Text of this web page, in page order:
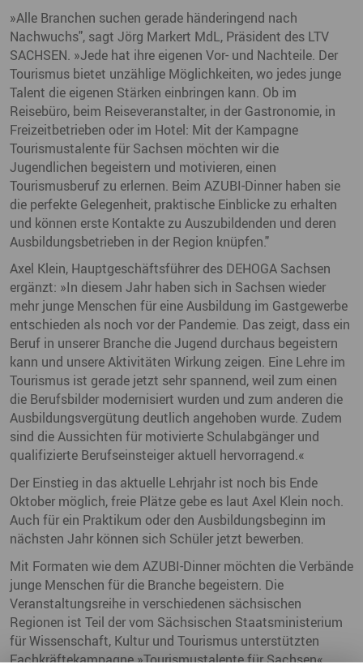
»Alle Branchen suchen gerade händeringend nach
Nachwuchs", sagt Jörg Markert MdL, Präsident des LTV
SACHSEN. »Jede hat ihre eigenen Vor- und Nachteile. Der
Tourismus bietet unzählige Möglichkeiten, wo jedes junge
Talent die eigenen Stärken einbringen kann. Ob im
Reisebüro, beim Reiseveranstalter, in der Gastronomie, in
Freizeitbetrieben oder im Hotel: Mit der Kampagne
Tourismustalente für Sachsen möchten wir die
Jugendlichen begeistern und motivieren, einen
Tourismusberuf zu erlernen. Beim AZUBI-Dinner haben sie
die perfekte Gelegenheit, praktische Einblicke zu erhalten
und können erste Kontakte zu Auszubildenden und deren
Ausbildungsbetrieben in der Region knüpfen."
Axel Klein, Hauptgeschäftsführer des DEHOGA Sachsen
ergänzt: »In diesem Jahr haben sich in Sachsen wieder
mehr junge Menschen für eine Ausbildung im Gastgewerbe
entschieden als noch vor der Pandemie. Das zeigt, dass ein
Beruf in unserer Branche die Jugend durchaus begeistern
kann und unsere Aktivitäten Wirkung zeigen. Eine Lehre im
Tourismus ist gerade jetzt sehr spannend, weil zum einen
die Berufsbilder modernisiert wurden und zum anderen die
Ausbildungsvergütung deutlich angehoben wurde. Zudem
sind die Aussichten für motivierte Schulabgänger und
qualifizierte Berufseinsteiger aktuell hervorragend.«
Der Einstieg in das aktuelle Lehrjahr ist noch bis Ende
Oktober möglich, freie Plätze gebe es laut Axel Klein noch.
Auch für ein Praktikum oder den Ausbildungsbeginn im
nächsten Jahr können sich Schüler jetzt bewerben.
Mit Formaten wie dem AZUBI-Dinner möchten die Verbände
junge Menschen für die Branche begeistern. Die
Veranstaltungsreihe in verschiedenen sächsischen
Regionen ist Teil der vom Sächsischen Staatsministerium
für Wissenschaft, Kultur und Tourismus unterstützten
Fachkräftekampagne »Tourismustalente für Sachsen«.